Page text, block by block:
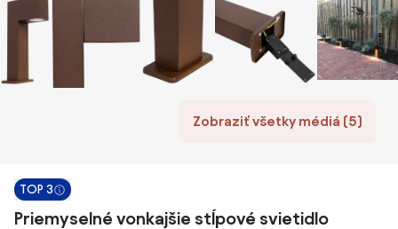
Zobraziť všetky médiá (5)
TOP 3
Priemyselné vonkajšie stĺpové svietidlo